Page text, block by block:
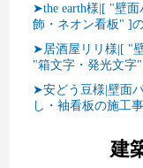
➤the earth様|[ "壁
飾・ネオン看板" ]
➤居酒屋リリ様|[ "
"箱文字・発光文字
➤安どう豆様|壁面
し・袖看板の施工
建